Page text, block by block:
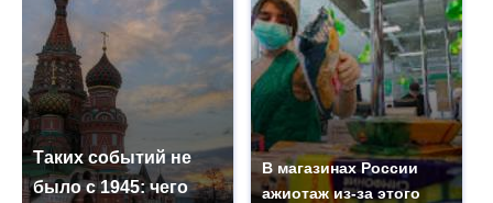
Таких событий не
было с 1945: чего
В магазинах России
ажиотаж из-за этого